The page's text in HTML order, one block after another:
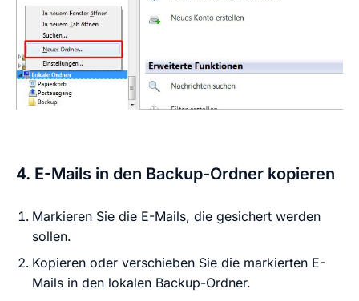
4. E-Mails in den Backup-Ordner kopieren
Markieren Sie die E-Mails, die gesichert werden
sollen.
Kopieren oder verschieben Sie die markierten E-
Mails in den lokalen Backup-Ordner.